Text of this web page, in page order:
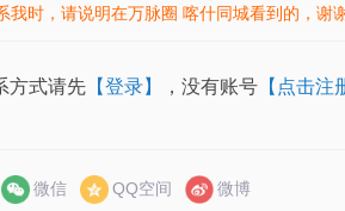
我时，请说明在万脉圈 喀什同城看到的，谢
方式请先 【登录】 ，没有账号 【点击注
微信 QQ空间 微博